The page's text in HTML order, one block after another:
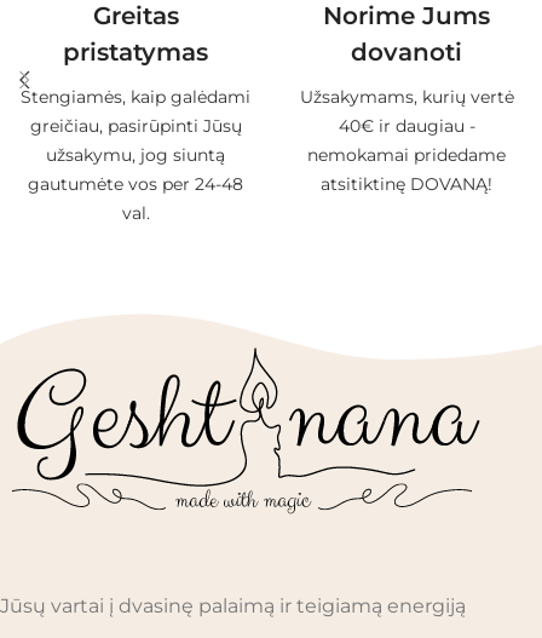
Greitas
pristatymas
Stengiamės, kaip galėdami
greičiau, pasirūpinti Jūsų
užsakymu, jog siuntą
gautumėte vos per 24-48
val.
Norime Jums
dovanoti
Užsakymams, kurių vertė
40€ ir daugiau -
nemokamai pridedame
atsitiktinę DOVANĄ!
Jūsų vartai į dvasinę palaimą ir teigiamą energiją